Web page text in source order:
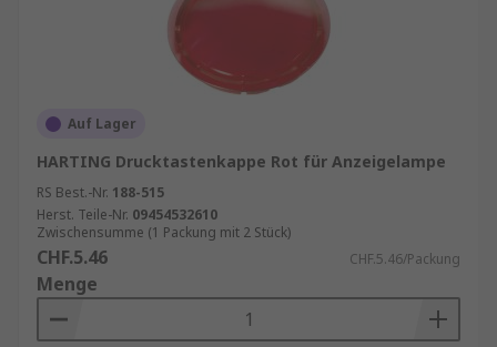
Auf Lager
HARTING Drucktastenkappe Rot für Anzeigelampe
RS Best.-Nr. 188-515
Herst. Teile-Nr. 09454532610
Zwischensumme (1 Packung mit 2 Stück)
CHF.5.46 CHF.5.46/Packung
Menge